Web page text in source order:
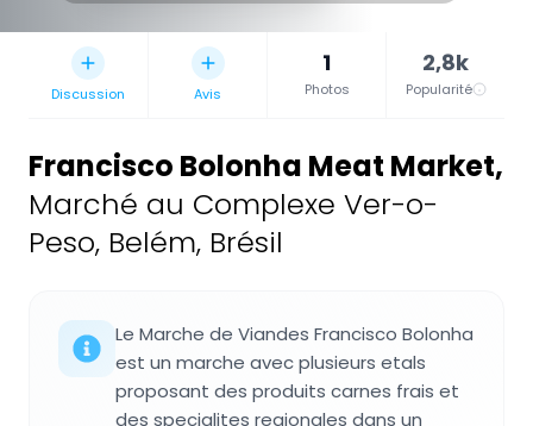
Discussion Avis
1
Photos
2,8k
Popularité
Francisco Bolonha Meat Market,
Marché au Complexe Ver-o-
Peso, Belém, Brésil
Le Marche de Viandes Francisco Bolonha
est un marche avec plusieurs etals
proposant des produits carnes frais et
des specialites regionales dans un